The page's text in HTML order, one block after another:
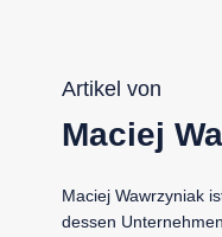
Artikel von
Maciej
Maciej Wawrzyniak
dessen